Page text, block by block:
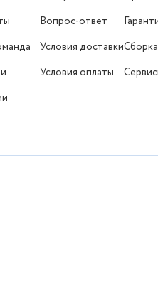
Вопрос-ответ
Условия доставки
Условия оплаты